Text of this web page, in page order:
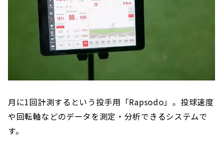
月に1回計測するという投手用「Rapsodo」。投球速度
や回転軸などのデータを測定・分析できるシステムで
す。